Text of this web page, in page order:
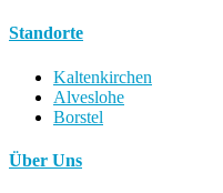
Standorte
Kaltenkirchen
Alveslohe
Borstel
Über Uns